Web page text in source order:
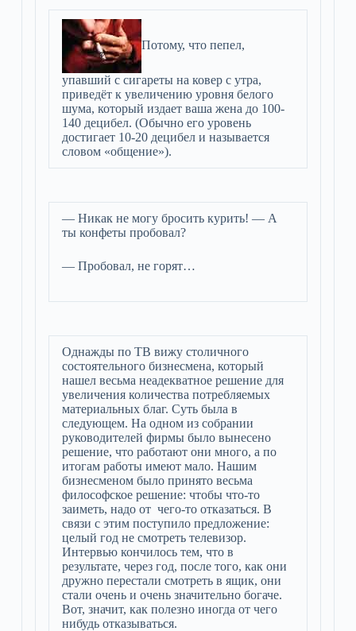
Потому, что пепел,
упавший с сигареты на ковер с утра,
приведёт к увеличению уровня белого
шума, который издает ваша жена до 100-
140 децибел. (Обычно его уровень
достигает 10-20 децибел и называется
словом «общение»).
— Никак не могу бросить курить! — А
ты конфеты пробовал?
— Пробовал, не горят…
Однажды по ТВ вижу столичного
состоятельного бизнесмена, который
нашел весьма неадекватное решение для
увеличения количества потребляемых
материальных благ. Суть была в
следующем. На одном из собрании
руководителей фирмы было вынесено
решение, что работают они много, а по
итогам работы имеют мало. Нашим
бизнесменом было принято весьма
философское решение: чтобы что-то
заиметь, надо от чего-то отказаться. В
связи с этим поступило предложение:
целый год не смотреть телевизор.
Интервью кончилось тем, что в
результате, через год, после того, как они
дружно перестали смотреть в ящик, они
стали очень и очень значительно богаче.
Вот, значит, как полезно иногда от чего
нибудь отказываться.